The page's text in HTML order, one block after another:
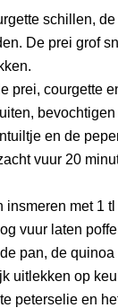
schillen,
De prei grof
prei, courgette
en de
vuur 20
insmeren met 1
vuur laten
pan, de
uitlekken op
peterselie en